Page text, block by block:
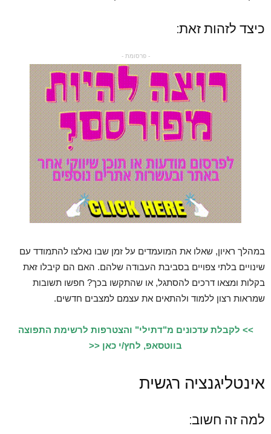
כיצד לזהות זאת:
- פרסומת -
במהלך ראיון, שאלו את המועמדים על זמן שבו נאלצו להתמודד עם
שינויים בלתי צפויים בסביבת העבודה שלהם. האם הם קיבלו זאת
בקלות ומצאו דרכים להסתגל, או שהתקשו בכך? חפשו תשובות
שמראות רצון ללמוד ולהתאים את עצמם למצבים חדשים.
>> לקבלת עדכונים מ"דתילי" והצטרפות לרשימת התפוצה
בווטסאפ, לחץ/י כאן <<
אינטליגנציה רגשית
למה זה חשוב: